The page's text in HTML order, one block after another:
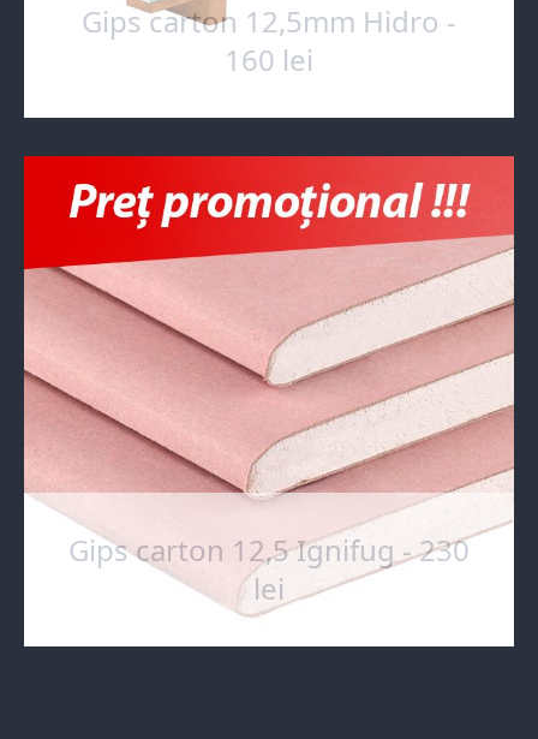
Gips carton 12,5mm Hidro -
160 lei
Gips carton 12,5 Ignifug - 230
lei